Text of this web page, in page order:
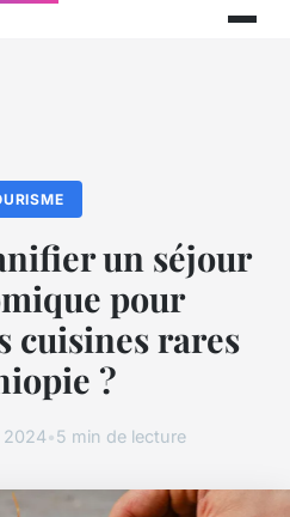
un séjour
pour
cuisines rares
?
2024•5 min de lecture